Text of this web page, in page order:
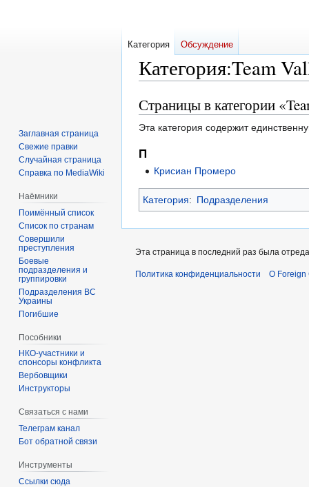
Категория:Team
Перейти
к
навигации
Перейти
к
поиску
Страницы в категории
Эта категория содержит
П
Крисиан Промеро
Категория: Подразделения
Категория Обсуждение
Заглавная страница
Свежие правки
Случайная страница
Справка по MediaWiki
Наёмники
Поимённый список
Список по странам
Совершили
преступления
Боевые
подразделения и
группировки
Подразделения ВС
Украины
Погибшие
Пособники
спонсоры конфликта
‏‎Вербовщики
Инструкторы
Связаться с нами
Телеграм канал
Бот обратной связи
Инструменты
Ссылки сюда
Эта страница в последний раз была
Политика конфиденциальности О Foreign